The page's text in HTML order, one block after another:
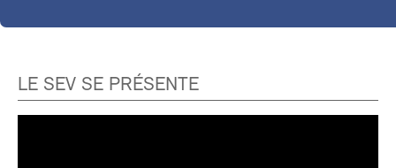
LE SEV SE PRÉSENTE